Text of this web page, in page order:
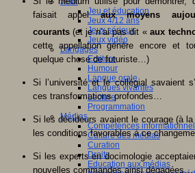
Jeu et éducation
Jeux 4/12 ans
Jeux sérieux
Jeux vidéo
Langages
Ecriture
Humour
Langue orale
Langues vivantes
Lecture
Programmation
Médias
Compétences
Culture des médias
Curation
Droits
Education aux médias
faisait appelaux moyens
courants(et je n’ai pas dit «aux
cette appellation génère encore et
quelque chose de futuriste…)
Si l’université et le collégial savaient
ces transformations profondes…
Si les décideurs avaient le courage (à
les conditions favorables à ce
Si les experts en docimologie
nouvelles commandes ainsi dégagées…